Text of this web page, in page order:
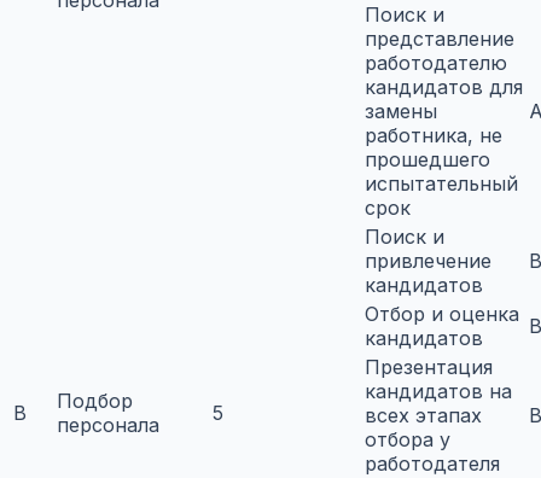
Поиск и
представление
работодателю
кандидатов для
замены
работника, не
прошедшего
испытательный
срок
B
Подбор
персонала
5
Поиск и
привлечение
кандидатов
Отбор и оценка
кандидатов
Презентация
кандидатов на
всех этапах
отбора у
работодателя